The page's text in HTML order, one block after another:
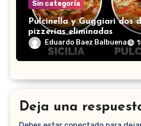
Sin categoría
Pulcinella y Guggiari dos
pizzerías eliminadas
Eduardo Baez Balbuena
Deja una